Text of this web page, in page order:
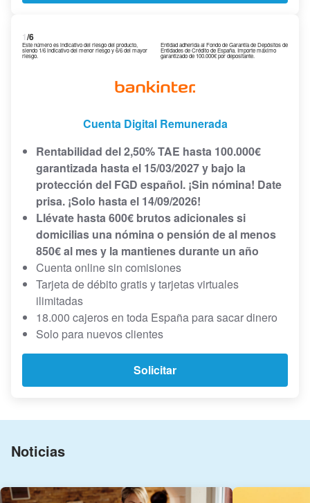
1/6
Este número es indicativo del riesgo del producto,
siendo 1/6 indicativo del menor riesgo y 6/6 del mayor
riesgo.
Entidad adherida al Fondo de Garantía de Depósitos de
Entidades de Crédito de España. Importe máximo
garantizado de 100.000€ por depositante.
Cuenta Digital Remunerada
Rentabilidad del 2,50% TAE hasta 100.000€
garantizada hasta el 15/03/2027 y bajo la
protección del FGD español. ¡Sin nómina! Date
prisa. ¡Solo hasta el 14/09/2026!
Llévate hasta 600€ brutos adicionales si
domicilias una nómina o pensión de al menos
850€ al mes y la mantienes durante un año
Cuenta online sin comisiones
Tarjeta de débito gratis y tarjetas virtuales
ilimitadas
18.000 cajeros en toda España para sacar dinero
Solo para nuevos clientes
Solicitar
Noticias